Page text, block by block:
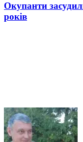
Окупанти
років